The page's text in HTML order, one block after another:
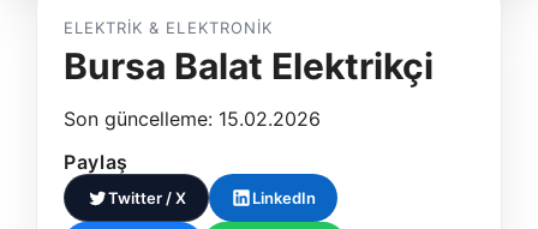
ELEKTRIK & ELEKTRONIK
Bursa Balat Elektrikçi
Son güncelleme: 15.02.2026
Paylaş
Twitter / X LinkedIn